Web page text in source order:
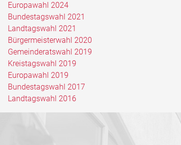
Europawahl 2024
Bundestagswahl 2021
Landtagswahl 2021
Bürgermeisterwahl 2020
Gemeinderatswahl 2019
Kreistagswahl 2019
Europawahl 2019
Bundestagswahl 2017
Landtagswahl 2016